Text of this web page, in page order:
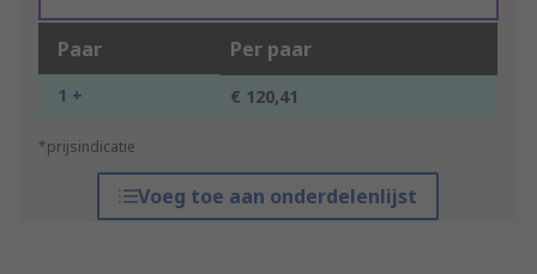
Paar Per paar
1 + € 120,41
*prijsindicatie
Voeg toe aan onderdelenlijst